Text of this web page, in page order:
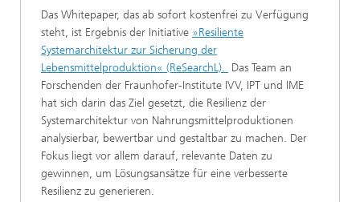
Das Whitepaper, das ab sofort kostenfrei zu Verfügung
steht, ist Ergebnis der Initiative »Resiliente
Systemarchitektur zur Sicherung der
Lebensmittelproduktion« (ReSearchL). Das Team an
Forschenden der Fraunhofer-Institute IVV, IPT und IME
hat sich darin das Ziel gesetzt, die Resilienz der
Systemarchitektur von Nahrungsmittelproduktionen
analysierbar, bewertbar und gestaltbar zu machen. Der
Fokus liegt vor allem darauf, relevante Daten zu
gewinnen, um Lösungsansätze für eine verbesserte
Resilienz zu generieren.